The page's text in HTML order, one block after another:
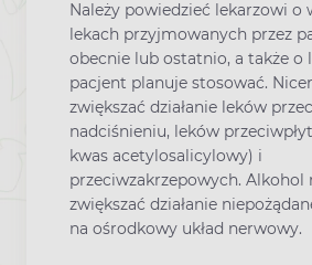
Należy powiedzieć lekarzowi o
lekach przyjmowanych przez
obecnie lub ostatnio, a także o
pacjent planuje stosować.
zwiększać działanie leków
nadciśnieniu, leków
kwas acetylosalicylowy) i
przeciwzakrzepowych. Alkohol
zwiększać działanie
na ośrodkowy układ nerwowy.